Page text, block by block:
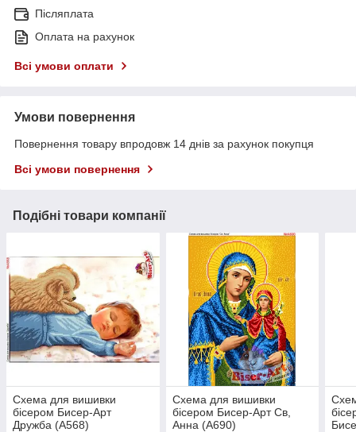
Післяплата
Оплата на рахунок
Всі умови оплати
Умови повернення
Повернення товару впродовж 14 днів за рахунок покупця
Всі умови повернення
Подібні товари компанії
Схема для вишивки
бісером Бисер-Арт
Дружба (А568)
Схема для вишивки
бісером Бисер-Арт Св,
Анна (А690)